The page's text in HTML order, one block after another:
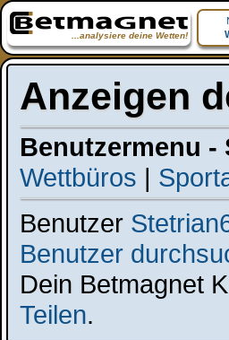
...analysiere deine Wetten!
Anzeigen
Benutzermenu -
Wettbüros |
Benutzer
Benutzer
Dein Betmagnet
Teilen.